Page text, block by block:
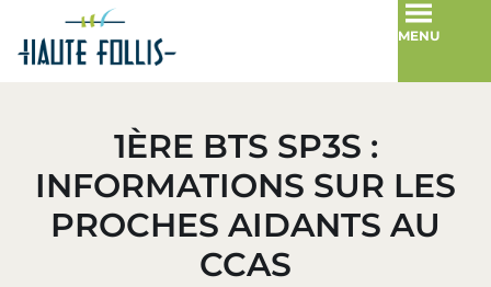
MENU
1ÈRE BTS SP3S :
INFORMATIONS SUR LES
PROCHES AIDANTS AU
CCAS